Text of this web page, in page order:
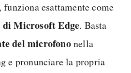
esattamente come
di Microsoft Edge. Basta
del microfononella
e pronunciare la propria